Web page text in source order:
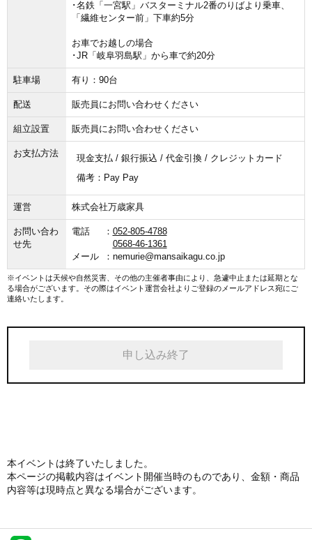
･名鉄「一宮駅」バスターミナル2番のりばより乗車、
「繊維センター前」下車約5分
お車でお越しの場合
･JR「岐阜羽島駅」から車で約20分
駐車場 有り：90台
配送 販売員にお問い合わせください
組立設置 販売員にお問い合わせください
お支払方法
現金支払 / 銀行振込 / 代金引換 / クレジットカード
備考： Pay Pay
運営 株式会社万歳家具
お問い合わ
せ先
電話
052-805-4788
0568-46-1361
メール
nemurie@mansaikagu.co.jp
※イベントは天候や自然災害、その他の主催者事由により、急遽中止または延期とな
る場合がございます。その際はイベント運営会社よりご登録のメールアドレス宛にご
連絡いたします。
申し込み終了
本イベントは終了いたしました。
本ページの掲載内容はイベント開催当時のものであり、金額・商品
内容等は現時点と異なる場合がございます。